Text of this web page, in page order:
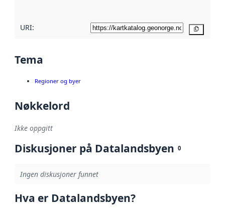
URI:
Tema
Regioner og byer
Nøkkelord
Ikke oppgitt
Diskusjoner på Datalandsbyen 0
Ingen diskusjoner funnet
Hva er Datalandsbyen?